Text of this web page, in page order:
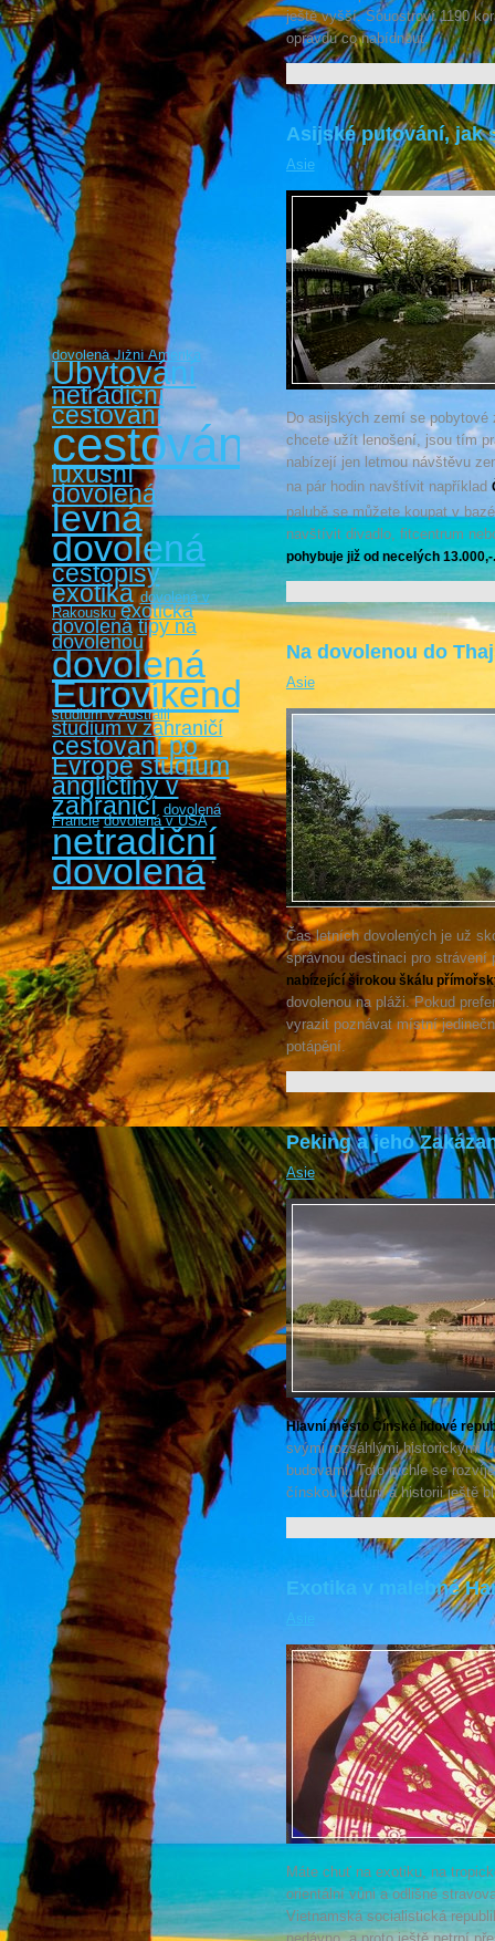
dovolená Jižní Amerika
Ubytování
netradiční
cestování
cestování
luxusní
dovolená
levná
dovolená
cestopisy
exotika dovolená v
Rakousku exotická
dovolená tipy na
dovolenou
dovolená
Eurovíkendy
studium v Austrálii
studium v zahraničí
cestovaní po
Evropě studium
angličtiny v
zahraničí dovolená
Francie dovolená v USA
netradiční
dovolená
ještě vyšší. Souostroví 1190
opravdu co nabídnout.
Asijské putování, jak
Asie
Do asijských zemí se pobytové
chcete užít lenošení, jsou tím
nabízejí jen letmou návštěvu
na pár hodin navštívit například
palubě se můžete koupat v
navštívit divadlo, fitcentrum
pohybuje již od necelých 13.000,-.
Na dovolenou do
Asie
Čas letních dovolených je už
správnou destinaci pro
nabízející širokou škálu
dovolenou na pláži. Pokud
vyrazit poznávat místní
potápění.
Peking a jeho
Asie
Hlavní město Čínské lidové
svými rozsáhlými historickými
budovami. Toto rychle se
čínskou kulturu a historii ještě
Exotika v malebné
Máte chuť na exotiku, na
orientální vůni a odlišné
Vietnamská socialistická